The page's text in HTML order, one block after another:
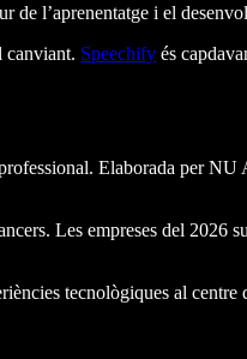
de l’aprenentatge i el
canviant. Speechify és
Elaborada per NU
Les empreses del 2026
tecnològiques al